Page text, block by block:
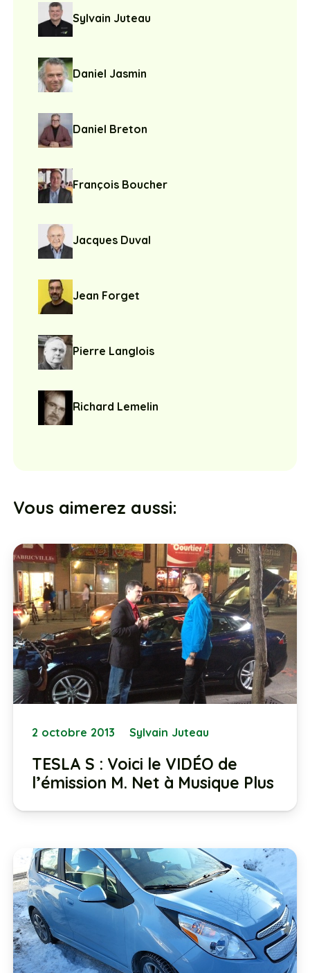
Sylvain Juteau
Daniel Jasmin
Daniel Breton
François Boucher
Jacques Duval
Jean Forget
Pierre Langlois
Richard Lemelin
Vous aimerez aussi:
2 octobre 2013 Sylvain Juteau
TESLA S : Voici le VIDÉO de
l’émission M. Net à Musique Plus